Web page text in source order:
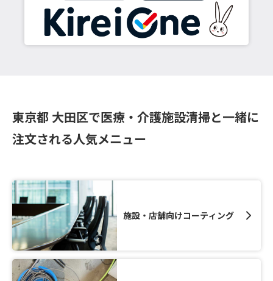
東京都 大田区で医療・介護施設清掃と一緒に
注文される人気メニュー
施設・店舗向けコーティング